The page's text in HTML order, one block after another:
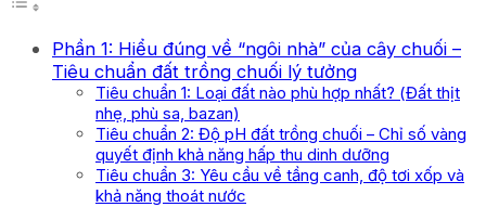
Phần 1: Hiểu đúng về “ngôi nhà” của cây chuối –
Tiêu chuẩn đất trồng chuối lý tưởng
Tiêu chuẩn 1: Loại đất nào phù hợp nhất? (Đất thịt
nhẹ, phù sa, bazan)
Tiêu chuẩn 2: Độ pH đất trồng chuối – Chỉ số vàng
quyết định khả năng hấp thu dinh dưỡng
Tiêu chuẩn 3: Yêu cầu về tầng canh, độ tơi xốp và
khả năng thoát nước